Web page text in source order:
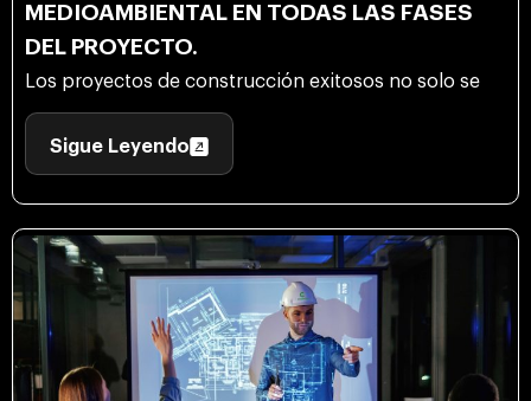
MEDIOAMBIENTAL EN TODAS LAS FASES
DEL PROYECTO.
Los proyectos de construcción exitosos no solo se
Sigue Leyendo